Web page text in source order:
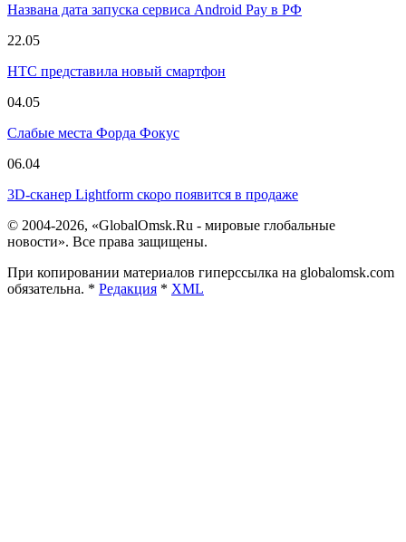
Названа дата запуска сервиса Android Pay в РФ
22.05
HTC представила новый смартфон
04.05
Слабые места Форда Фокус
06.04
3D-сканер Lightform скоро появится в продаже
© 2004-2026, «GlobalOmsk.Ru - мировые глобальные
новости». Все права защищены.
При копировании материалов гиперссылка на globalomsk.com
обязательна. * Редакция * XML